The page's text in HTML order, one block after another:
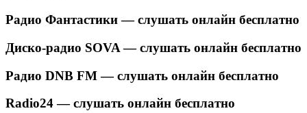
Радио Фантастики — слушать онлайн бесплатно
Диско-радио SOVA — слушать онлайн бесплатно
Радио DNB FM — слушать онлайн бесплатно
Radio24 — слушать онлайн бесплатно